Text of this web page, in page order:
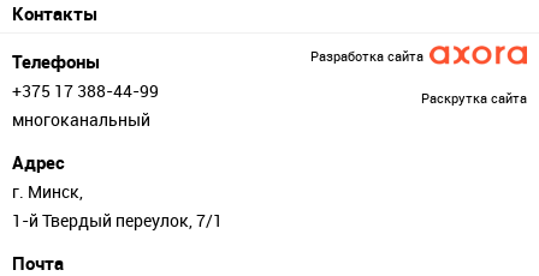
Контакты
Телефоны
+375 17 388-44-99
многоканальный
Адрес
г. Минск,
1-й Твердый переулок, 7/1
Почта
Разработка сайта
Раскрутка сайта